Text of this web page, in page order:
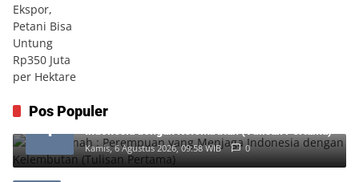
Pos Populer
1
Siti Hartinah : Perempuan yang Menjaga
Kamis, 6 Agustus 2026, 09:58 WIB 0